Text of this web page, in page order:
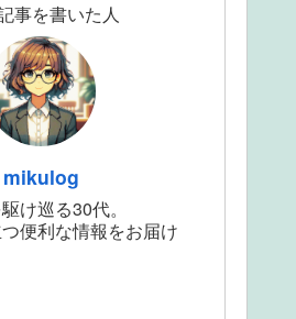
事を書いた人
mikulog
け巡る30代。
便利な情報をお届け